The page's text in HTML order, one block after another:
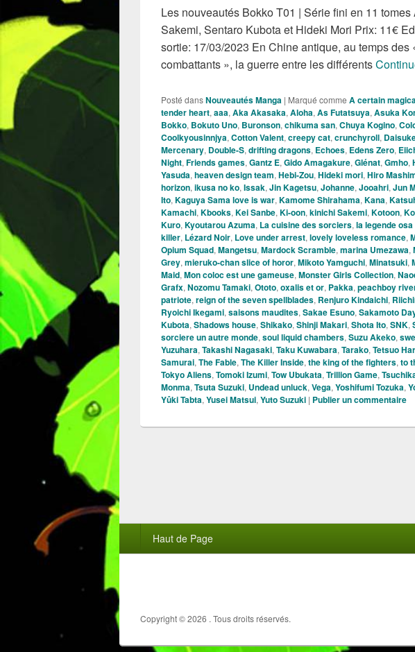
Les nouveautés Bokko T01 | Série fini en 11
Sakemi, Sentaro Kubota et Hideki Mori Prix: 11€
sortie: 17/03/2023 En Chine antique, au temps des
combattants », la guerre entre les différents
Posté dansNouveautés Manga | Marqué comme A certain
tender heart, aaa, Aka Akasaka, Aloha, As Futatsuya, Asuka
Bokko, Bokuto Uno, Buronson, chikuma san, Chuya Kogino,
Coolkyousinnjya, Cotton Valent, creepy cat, crunchyroll,
Mercenary, Double-S, drifting dragons, Echoes, Edens Zero,
Night, Friends games, Gantz E, Gido Amagakure, Glénat, Gmho,
Yasuda, heaven design team, Hebi-Zou, Hideki mori, Hiro
horizon, ikusa no ko, Issak, Jin Kagetsu, Johanne, Jooahri, Jun
Ito, Kaguya Sama love is war, Kamome Shirahama, Kana,
Kamachi, Kbooks, Kei Sanbe, Ki-oon, kinichi Sakemi, Kotoon,
Kuro, Kyoutarou Azuma, La cuisine des sorciers, la legende
killer, Lézard Noir, Love under arrest, lovely loveless romance,
Opium Squad, Mangetsu, Mardock Scramble, marina Umezawa,
Grey, mieruko-chan slice of horor, Mikoto Yamguchi, Minatsuki,
Maid, Mon coloc est une gameuse, Monster Girls Collection,
Grafx, Nozomu Tamaki, Ototo, oxalis et or, Pakka, peachboy
patriote, reign of the seven spellblades, Renjuro Kindaichi,
Ryoichi Ikegami, saisons maudites, Sakae Esuno, Sakamoto
Kubota, Shadows house, Shikako, Shinji Makari, Shota Ito, SNK,
sorciere un autre monde, soul liquid chambers, Suzu Akeko,
Yuzuhara, Takashi Nagasaki, Taku Kuwabara, Tarako, Tetsuo
Samurai, The Fable, The Killer Inside, the king of the fighters, to
Tokyo Aliens, Tomoki Izumi, Tow Ubukata, Trillion Game,
Monma, Tsuta Suzuki, Undead unluck, Vega, Yoshifumi Tozuka,
Yûki Tabta, Yusei Matsui, Yuto Suzuki | Publier un commentaire
page
Haut de Page
Copyright © 2026 . Tous droits réservés.